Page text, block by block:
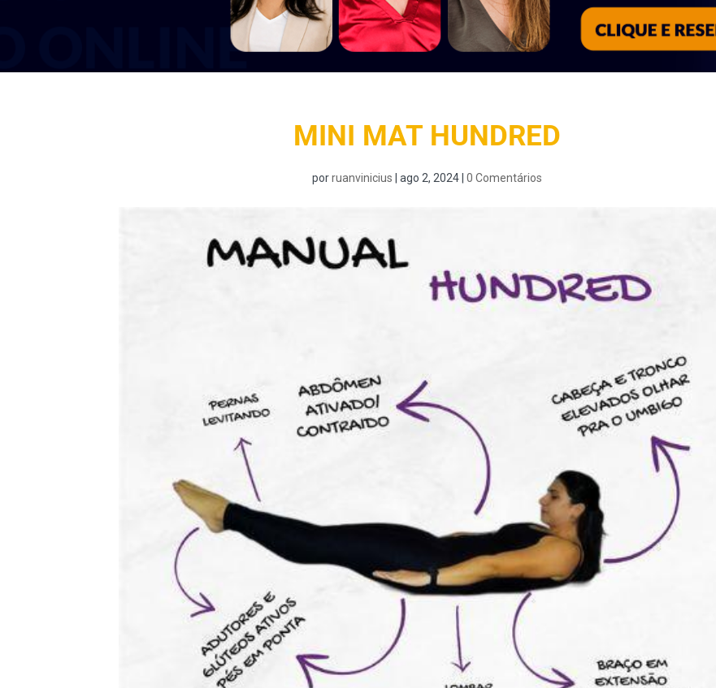
MINI MAT HUNDRED
porruanvinicius |ago 2, 2024 |0 Comentários